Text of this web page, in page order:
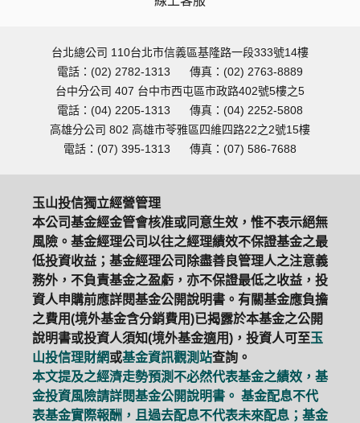
台北總公司 110台北市信義區基隆路一段333號14樓
電話：(02) 2782-1313
傳真：(02) 2763-8889
台中分公司 407 台中市西屯區市政路402號5樓之5
電話：(04) 2205-1313
傳真：(04) 2252-5808
高雄分公司 802 高雄市苓雅區四維四路22之2號15樓
電話：(07) 395-1313
傳真：(07) 586-7688
玉山投信獨立經營管理
本公司基金經金管會核准或同意生效，惟不表示絕無
風險。基金經理公司以往之經理績效不保證基金之最
低投資收益；基金經理公司除盡善良管理人之注意義
務外，不負責基金之盈虧，亦不保證最低之收益，投
資人申購前應詳閱基金公開說明書。有關基金應負擔
之費用(境外基金含分銷費用)已揭露於本基金之公開
說明書或投資人須知(境外基金適用)，投資人可至玉
山投信理財網或基金資訊觀測站查詢。
本文提及之經濟走勢預測不必然代表基金之績效，基
金投資風險請詳閱基金公開說明書。 基金配息不代
表基金實際報酬，且過去配息不代表未來配息；基金